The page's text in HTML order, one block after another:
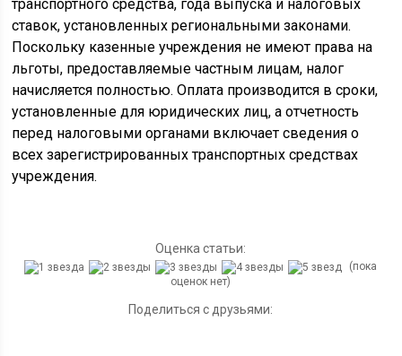
транспортного средства, года выпуска и налоговых
ставок, установленных региональными законами.
Поскольку казенные учреждения не имеют права на
льготы, предоставляемые частным лицам, налог
начисляется полностью. Оплата производится в сроки,
установленные для юридических лиц, а отчетность
перед налоговыми органами включает сведения о
всех зарегистрированных транспортных средствах
учреждения.
Оценка статьи:
(пока
оценок нет)
Поделиться с друзьями: